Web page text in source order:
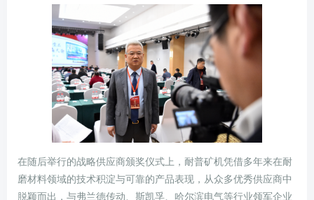
在随后举行的战略供应商颁奖仪式上，耐普矿机凭借多年来在耐
磨材料领域的技术积淀与可靠的产品表现，从众多优秀供应商中
脱颖而出，与弗兰德传动、斯凯孚、哈尔滨电气等行业领军企业